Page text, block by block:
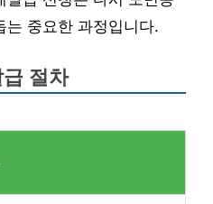
는 중요한 과정입니다.
절차